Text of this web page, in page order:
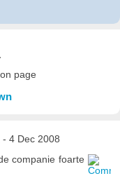
page
- 4 Dec 2008
companie foarte